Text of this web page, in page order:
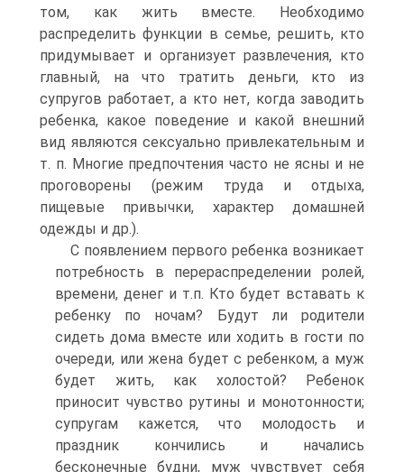
том, как жить вместе. Необходимо
распределить функции в семье, решить, кто
придумывает и организует развлечения, кто
главный, на что тратить деньги, кто из
супругов работает, а кто нет, когда заводить
ребенка, какое поведение и какой внешний
вид являются сексуально привлекательным и
т. п. Многие предпочтения часто не ясны и не
проговорены (режим труда и отдыха,
пищевые привычки, характер домашней
одежды и др.).
С появлением первого ребенка возникает
потребность в перераспределении ролей,
времени, денег и т.п. Кто будет вставать к
ребенку по ночам? Будут ли родители
сидеть дома вместе или ходить в гости по
очереди, или жена будет с ребенком, а муж
будет жить, как холостой? Ребенок
приносит чувство рутины и монотонности;
супругам кажется, что молодость и
праздник кончились и начались
бесконечные будни, муж чувствует себя